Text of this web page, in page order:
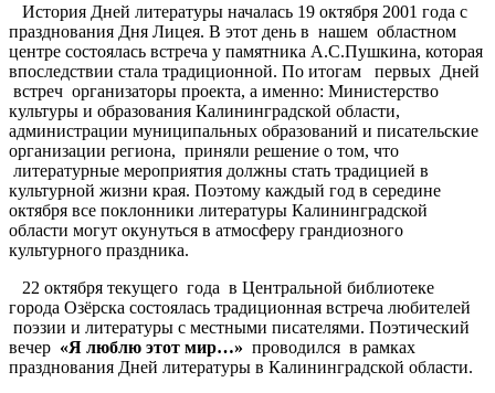
История Дней литературы началась 19 октября 2001 года с
празднования Дня Лицея. В этот день в нашем областном
центре состоялась встреча у памятника А.С.Пушкина, которая
впоследствии стала традиционной. По итогам первых Дней
встреч организаторы проекта, а именно: Министерство
культуры и образования Калининградской области,
администрации муниципальных образований и писательские
организации региона, приняли решение о том, что
литературные мероприятия должны стать традицией в
культурной жизни края. Поэтому каждый год в середине
октября все поклонники литературы Калининградской
области могут окунуться в атмосферу грандиозного
культурного праздника.
22 октября текущего года в Центральной библиотеке
города Озёрска состоялась традиционная встреча любителей
поэзии и литературы с местными писателями. Поэтический
вечер «Я люблю этот мир…» проводился в рамках
празднования Дней литературы в Калининградской области.